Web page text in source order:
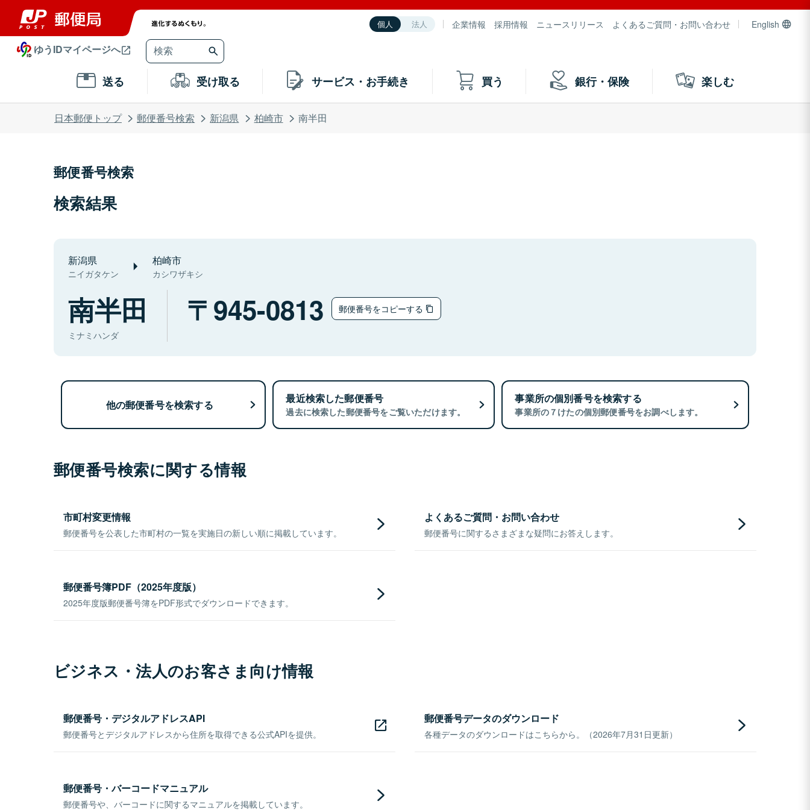
個人 法人 企業情報 採用情報 ニュースリリース よくあるご質問・お問い合わせ English
ゆうIDマイページへ
送る 受け取る サービス・お手続き 買う 銀行・保険 楽しむ
日本郵便トップ 郵便番号検索 新潟県 柏崎市 南半田
郵便番号検索
検索結果
新潟県
ニイガタケン
柏崎市
カシワザキシ
南半田
ミナミハンダ
945-0813 郵便番号をコピーする
他の郵便番号を検索する 最近検索した郵便番号
過去に検索した郵便番号をご覧いただけます。
事業所の個別番号を検索する
事業所の７けたの個別郵便番号をお調べします。
郵便番号検索に関する情報
市町村変更情報
郵便番号を公表した市町村の一覧を実施日の新しい順に掲載しています。
よくあるご質問・お問い合わせ
郵便番号に関するさまざまな疑問にお答えします。
郵便番号簿PDF（2025年度版）
2025年度版郵便番号簿をPDF形式でダウンロードできます。
ビジネス・法人のお客さま向け情報
郵便番号・デジタルアドレスAPI
郵便番号とデジタルアドレスから住所を取得できる公式APIを提供。
郵便番号データのダウンロード
各種データのダウンロードはこちらから。（2026年7月31日更新）
郵便番号・バーコードマニュアル
郵便番号や、バーコードに関するマニュアルを掲載しています。